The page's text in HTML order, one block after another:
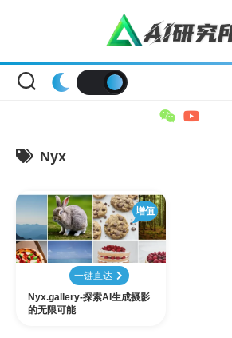
Nyx
增值
一键直达
Nyx.gallery-探索AI生成摄影
的无限可能